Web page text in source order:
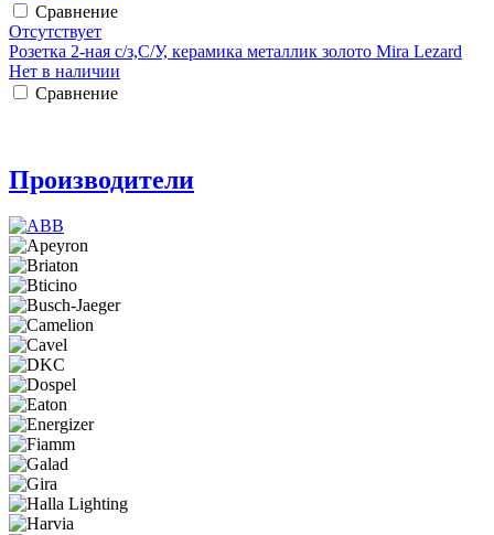
Сравнение
Отсутствует
Розетка 2-ная с/з,С/У, керамика металлик золото Mira Lezard
Нет в наличии
Сравнение
Производители